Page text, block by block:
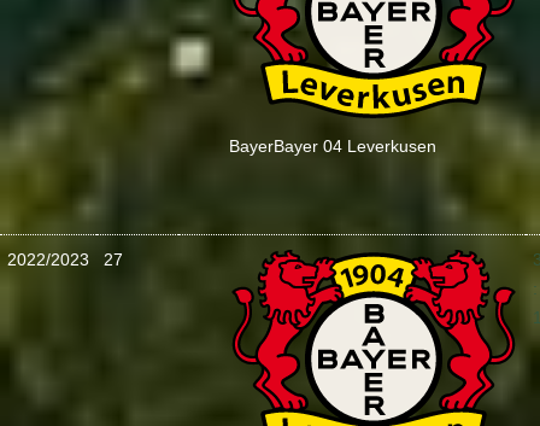
BayerBayer 04 Leverkusen
2022/2023 27
: